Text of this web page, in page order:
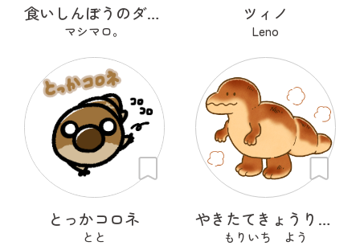
食いしんぼうのダブルさん
マシマロ。
ツィノ
Leno
とっかコロネ
とと
やきたてきょうりゅうディノパン
もりいち よう